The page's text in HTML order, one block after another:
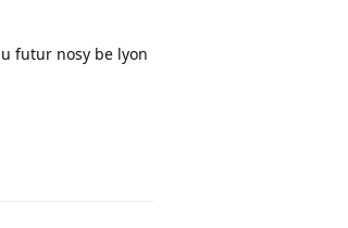
futur nosy be lyon